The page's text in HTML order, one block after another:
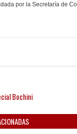
por la Secretaría de
Bochini